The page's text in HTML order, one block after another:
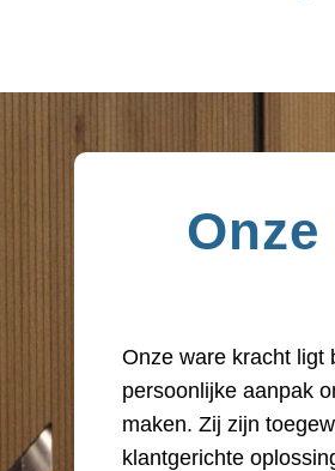
Onze ware kracht ligt
persoonlijke aanpak
maken. Zij zijn
klantgerichte